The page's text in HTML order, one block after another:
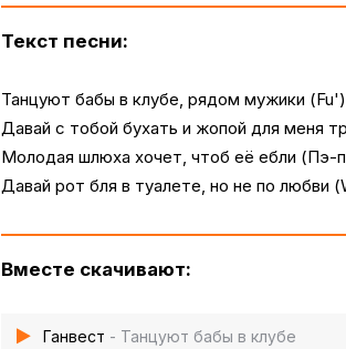
Текст песни:
Танцуют бабы в клубе, рядом мужики (Fu')
Давай с тобой бухать и жопой для меня
Молодая шлюха хочет, чтоб её ебли (Пэ-
Давай рот бля в туалете, но не по любви
Вместе скачивают:
Ганвест - Танцуют бабы в клубе